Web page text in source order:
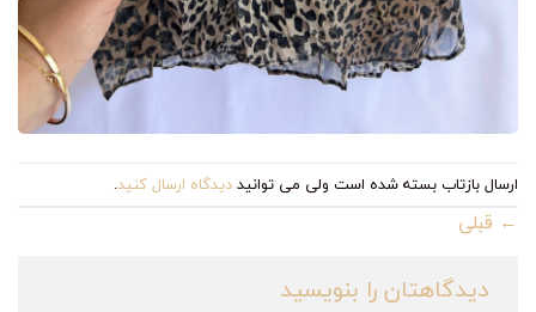
ارسال بازتاب بسته شده است ولی می توانیددیدگاه ارسال کنید.
← قبلی
دیدگاهتان را بنویسید